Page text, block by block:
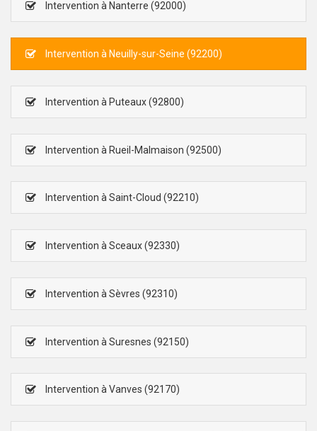
Intervention à Nanterre (92000)
Intervention à Neuilly-sur-Seine (92200)
Intervention à Puteaux (92800)
Intervention à Rueil-Malmaison (92500)
Intervention à Saint-Cloud (92210)
Intervention à Sceaux (92330)
Intervention à Sèvres (92310)
Intervention à Suresnes (92150)
Intervention à Vanves (92170)